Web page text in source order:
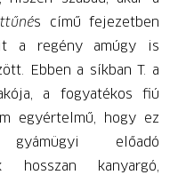
s című fejezetben
a regény amúgy is
Ebben a síkban T. a
a fogyatékos fiú
egyértelmű, hogy ez
előadó
hosszan kanyargó,